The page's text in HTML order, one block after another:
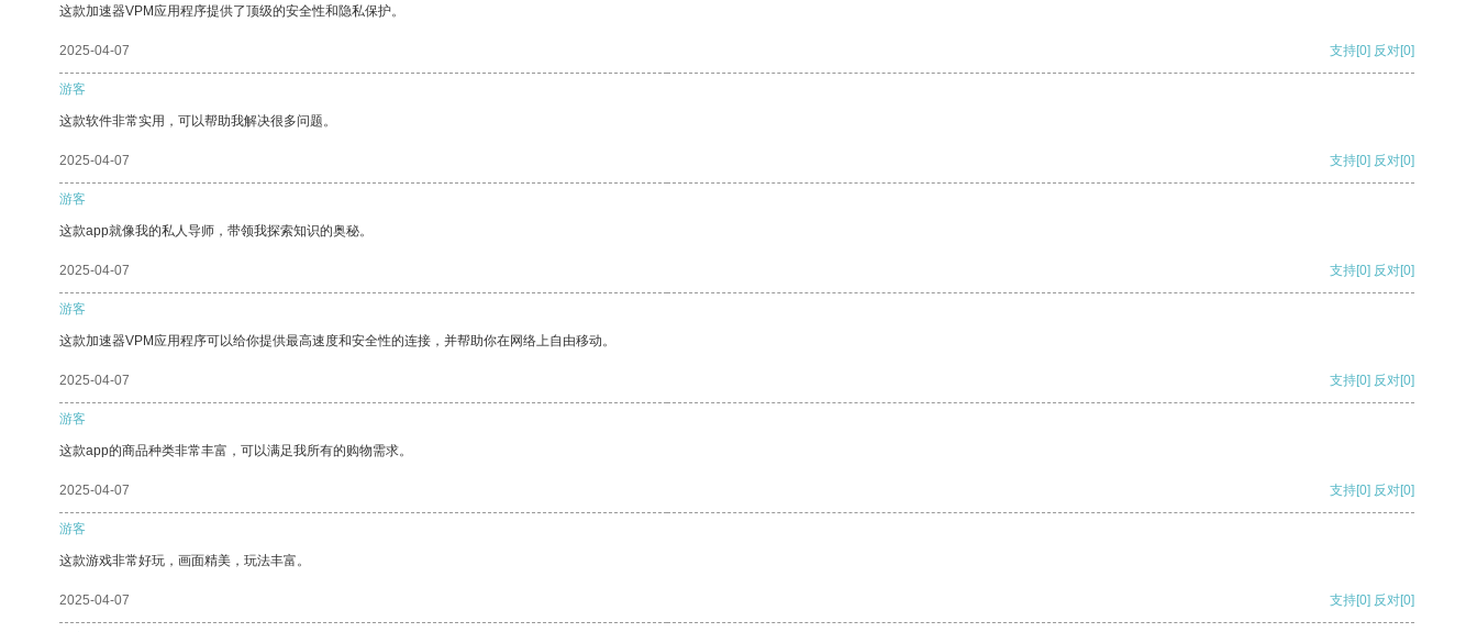
这款加速器VPM应用程序提供了顶级的安全性和隐私保护。
2025-04-07 支持[0] 反对[0]
游客
这款软件非常实用，可以帮助我解决很多问题。
2025-04-07 支持[0] 反对[0]
游客
这款app就像我的私人导师，带领我探索知识的奥秘。
2025-04-07 支持[0] 反对[0]
游客
这款加速器VPM应用程序可以给你提供最高速度和安全性的连接，并帮助你在网络上自由移动。
2025-04-07 支持[0] 反对[0]
游客
这款app的商品种类非常丰富，可以满足我所有的购物需求。
2025-04-07 支持[0] 反对[0]
游客
这款游戏非常好玩，画面精美，玩法丰富。
2025-04-07 支持[0] 反对[0]